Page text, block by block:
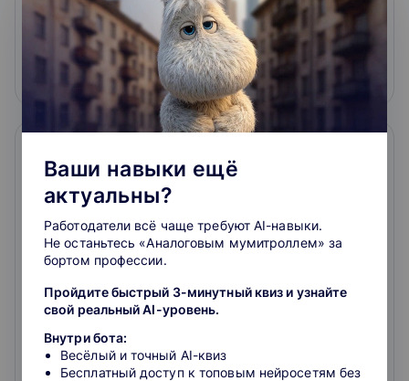
9 990 ₽
Подробнее На сайт курса
инструменты подбора кандидатов со
знанием специфики их работы,
терминологии и мышления
рекрутеров каровых агентств, которым приходится
подбирать IT-специалистов, HR-generalist-ов,
руководителей отделов подбора персонала,
Ваши навыки ещё
актуальны?
Работодатели всё чаще требуют AI-навыки.
Не останьтесь «Аналоговым мумитроллем» за
бортом профессии.
Пройдите быстрый 3-минутный квиз и узнайте
свой реальный AI-уровень.
Внутри бота:
Весёлый и точный AI-квиз
Бесплатный доступ к топовым нейросетям без